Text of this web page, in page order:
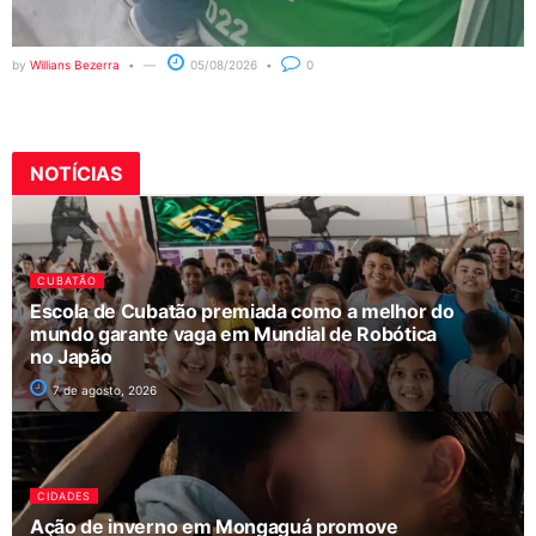
by Willians Bezerra 05/08/2026 0
NOTÍCIAS
CUBATÃO
Escola de Cubatão premiada como a melhor do
mundo garante vaga em Mundial de Robótica
no Japão
7 de agosto, 2026
CIDADES
Ação de inverno em Mongaguá promove